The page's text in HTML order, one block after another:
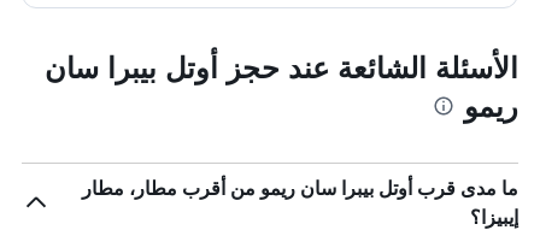
الأسئلة الشائعة عند حجز أوتل بيبرا سان
ريمو
ما مدى قرب أوتل بيبرا سان ريمو من أقرب مطار، مطار
إيبيزا؟